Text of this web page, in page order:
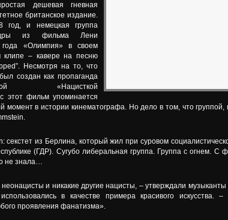
дешевая гневная
британское издание.
год, и немецкая группа
из фильма Лени
«Олимпия» в своем
клипе – кавере на песню
Несмотря на то, что
создан как пропаганда
«Нацисткой
этот фильм упоминается
момент в истории кинематографа. Но дело в том, что
секстет из Берлина, который жил при суровом
(ГДР). Сугубо либеральная группа. Группа с огнем. С
не знала…
и никакие другие нацисты, – утверждали музыканты
в качестве примера красивого искусства.
проявления фанатизма».